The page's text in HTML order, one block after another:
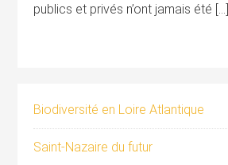
publics et privés n’ont jamais été […]
Biodiversité en Loire Atlantique
Saint-Nazaire du futur